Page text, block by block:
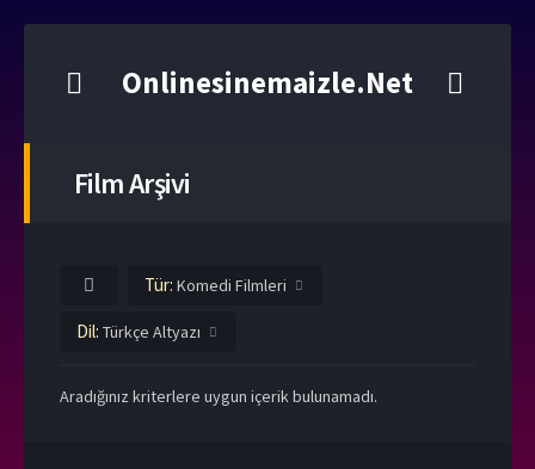
Onlinesinemaizle.Net
Film Arşivi
Tür: Komedi Filmleri
Dil: Türkçe Altyazı
Aradığınız kriterlere uygun içerik bulunamadı.